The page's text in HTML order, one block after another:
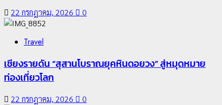
22 กรกฎาคม, 2026 0
Travel
เชียงรายดัน “สุสานโบราณยุคหินดอยวง” สู่หมุดหมาย
ท่องเที่ยวโลก
22 กรกฎาคม, 2026 0